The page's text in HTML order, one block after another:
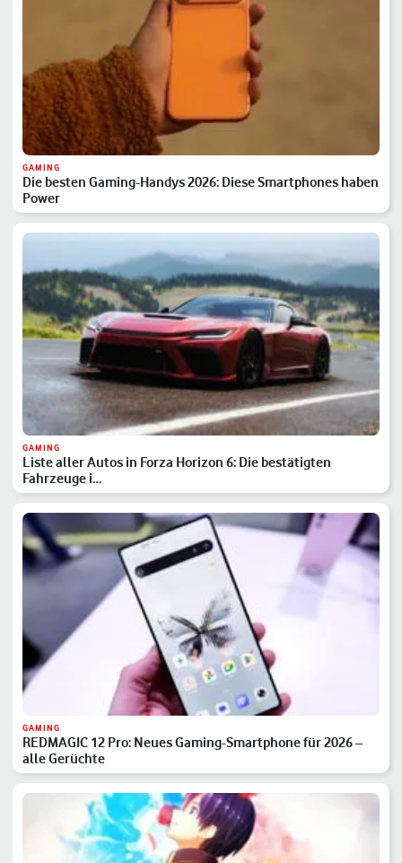
GAMING
Die besten Gaming-Handys 2026: Diese Smartphones haben
Power
GAMING
Liste aller Autos in Forza Horizon 6: Die bestätigten
Fahrzeuge i…
GAMING
REDMAGIC 12 Pro: Neues Gaming-Smartphone für 2026 –
alle Gerüchte